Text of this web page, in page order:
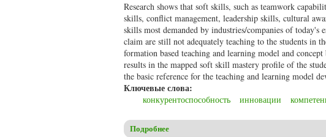
Research shows that soft skills, such as teamwork
skills, conflict management, leadership skills, cultural
skills most demanded by industries/companies of
claim are still not adequately teaching to the students in
formation based teaching and learning model and
results in the mapped soft skill mastery profile of the
the basic reference for the teaching and learning model
Ключевые слова:
конкурентоспособность инновации
Подробнее